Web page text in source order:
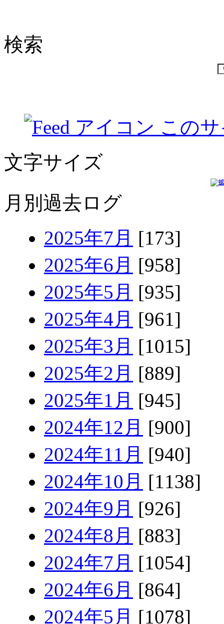
検索
この
文字サイズ
月別過去ログ
2025年7月 [173]
2025年6月 [958]
2025年5月 [935]
2025年4月 [961]
2025年3月 [1015]
2025年2月 [889]
2025年1月 [945]
2024年12月 [900]
2024年11月 [940]
2024年10月 [1138]
2024年9月 [926]
2024年8月 [883]
2024年7月 [1054]
2024年6月 [864]
2024年5月 [1078]